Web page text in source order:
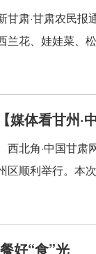
甘肃·甘肃农民
兰花、娃娃菜、
【媒体看甘州
西北角·中国甘肃
区顺利举行。本
好“食”光